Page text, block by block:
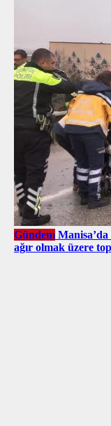
Gündem
ağır olmak üzere